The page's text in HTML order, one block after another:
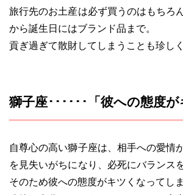
旅行先のお土産は必ず買うのはもちろ
から誕生日にはブランド品まで。
貢ぎ過ぎて散財してしまうことも珍し
獅子座･･････「彼への態度が
自尊心の高い獅子座は、相手への愛情
を見失いがちになり、必死にバランス
そのため彼への態度がキツくなってし